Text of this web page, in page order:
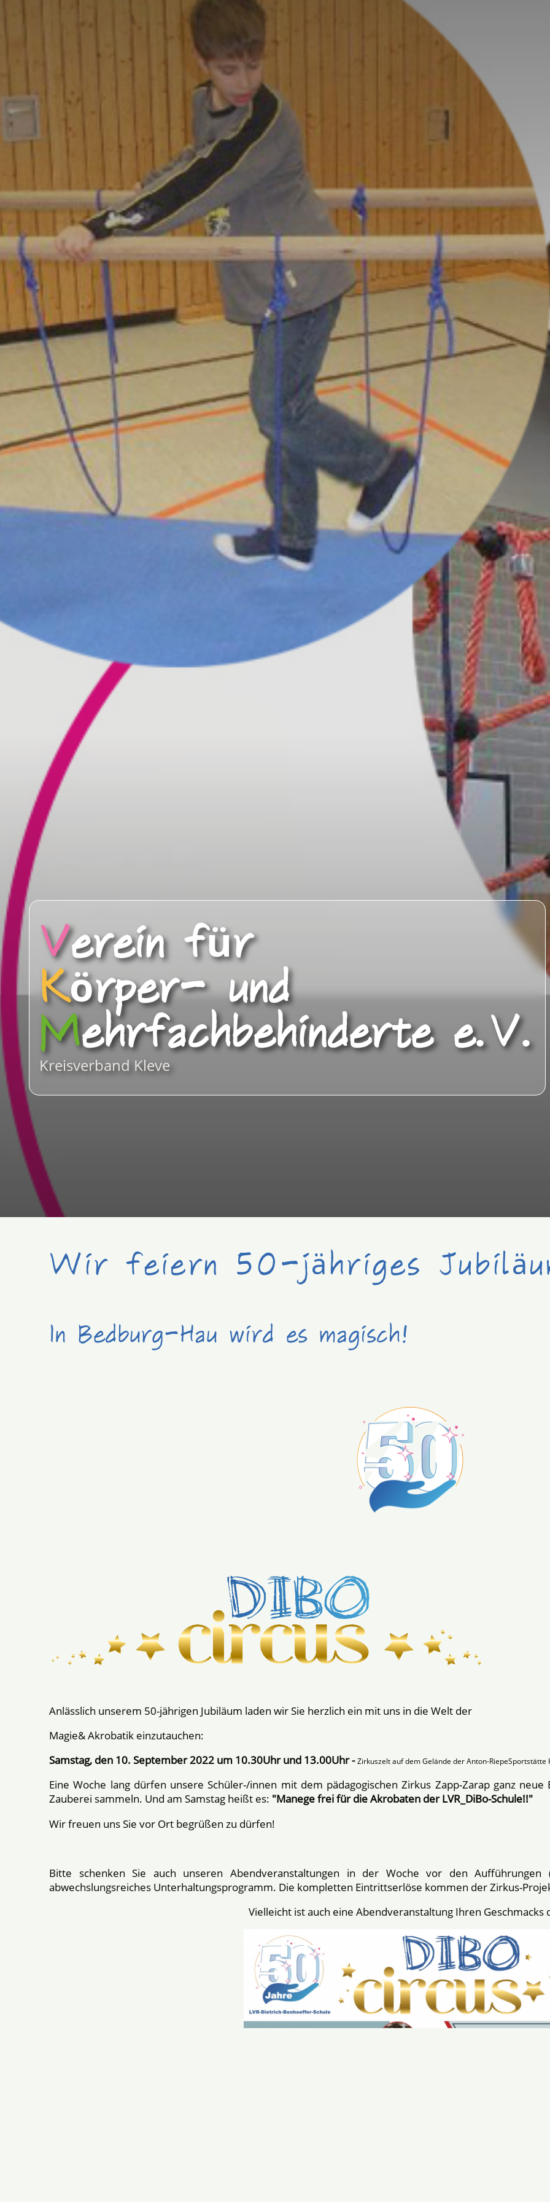
Verein für
Körper- und
Mehrfachbehinderte e.V.
Kreisverband Kleve
Wir feiern 50-jähriges
In Bedburg-Hau wird es magisch!
Anlässlich unserem 50-jährigen Jubiläum laden wir Sie herzlich ein mit uns in die Welt der
Magie& Akrobatik einzutauchen:
Samstag, den 10. September 2022 um 10.30Uhr und 13.00Uhr - Zirkuszelt auf dem Gelände der Anton-
Eine Woche lang dürfen unsere Schüler-/innen mit dem pädagogischen Zirkus Zapp-Zarap ganz
Zauberei sammeln. Und am Samstag heißt es: "Manege frei für die Akrobaten der LVR_DiBo-Schule!!"
Wir freuen uns Sie vor Ort begrüßen zu dürfen!
Bitte schenken Sie auch unseren Abendveranstaltungen in der Woche vor den Aufführungen
abwechslungsreiches Unterhaltungsprogramm. Die kompletten Eintrittserlöse kommen der Zirkus-
Vielleicht ist auch eine Abendveranstaltung Ihren Geschmacks